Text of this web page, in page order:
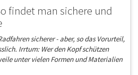
findet man sichere und
sicherer - aber, so das Vorurteil,
Irrtum: Wer den Kopf schützen
unter vielen Formen und Materialien